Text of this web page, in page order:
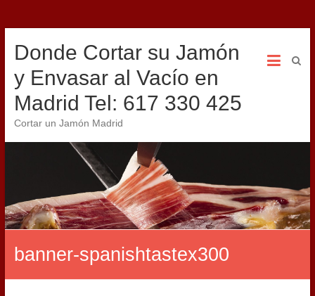
Donde Cortar su Jamón
y Envasar al Vacío en
Madrid Tel: 617 330 425
Cortar un Jamón Madrid
banner-spanishtastex300